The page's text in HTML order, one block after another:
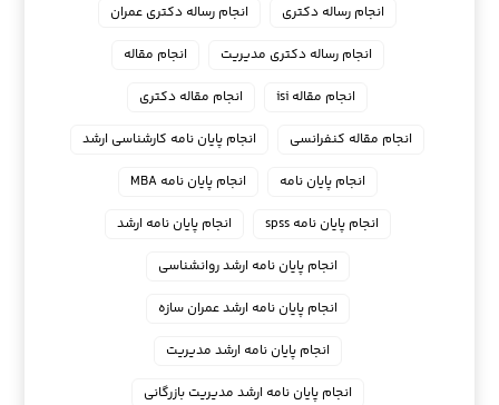
انجام رساله دکتری
انجام رساله دکتری عمران
انجام رساله دکتری مدیریت
انجام مقاله
انجام مقاله isi
انجام مقاله دکتری
انجام مقاله کنفرانسی
انجام پايان نامه كارشناسي ارشد
انجام پایان نامه
انجام پایان نامه MBA
انجام پایان نامه spss
انجام پایان نامه ارشد
انجام پایان نامه ارشد روانشناسی
انجام پایان نامه ارشد عمران سازه
انجام پایان نامه ارشد مدیریت
انجام پایان نامه ارشد مدیریت بازرگانی